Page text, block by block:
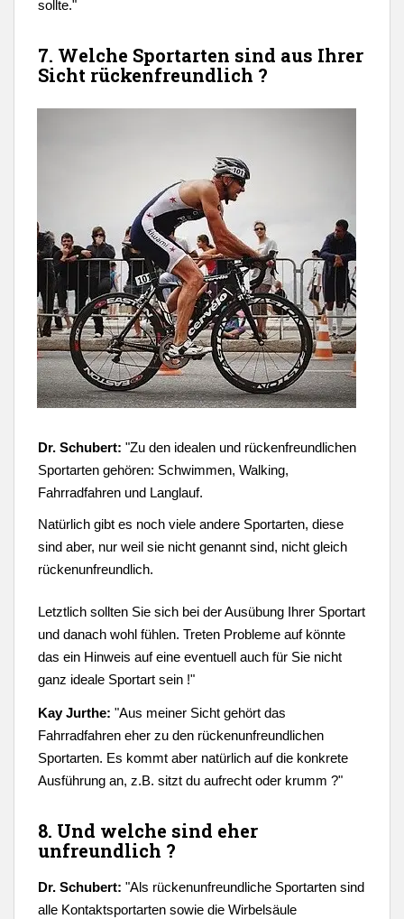
sollte."
7. Welche Sportarten sind aus Ihrer
Sicht rückenfreundlich ?
Dr. Schubert: "Zu den idealen und rückenfreundlichen
Sportarten gehören: Schwimmen, Walking,
Fahrradfahren und Langlauf.
Natürlich gibt es noch viele andere Sportarten, diese
sind aber, nur weil sie nicht genannt sind, nicht gleich
rückenunfreundlich.
Letztlich sollten Sie sich bei der Ausübung Ihrer Sportart
und danach wohl fühlen. Treten Probleme auf könnte
das ein Hinweis auf eine eventuell auch für Sie nicht
ganz ideale Sportart sein !"
Kay Jurthe: "Aus meiner Sicht gehört das
Fahrradfahren eher zu den rückenunfreundlichen
Sportarten. Es kommt aber natürlich auf die konkrete
Ausführung an, z.B. sitzt du aufrecht oder krumm ?"
8. Und welche sind eher
unfreundlich ?
Dr. Schubert: "Als rückenunfreundliche Sportarten sind
alle Kontaktsportarten sowie die Wirbelsäule